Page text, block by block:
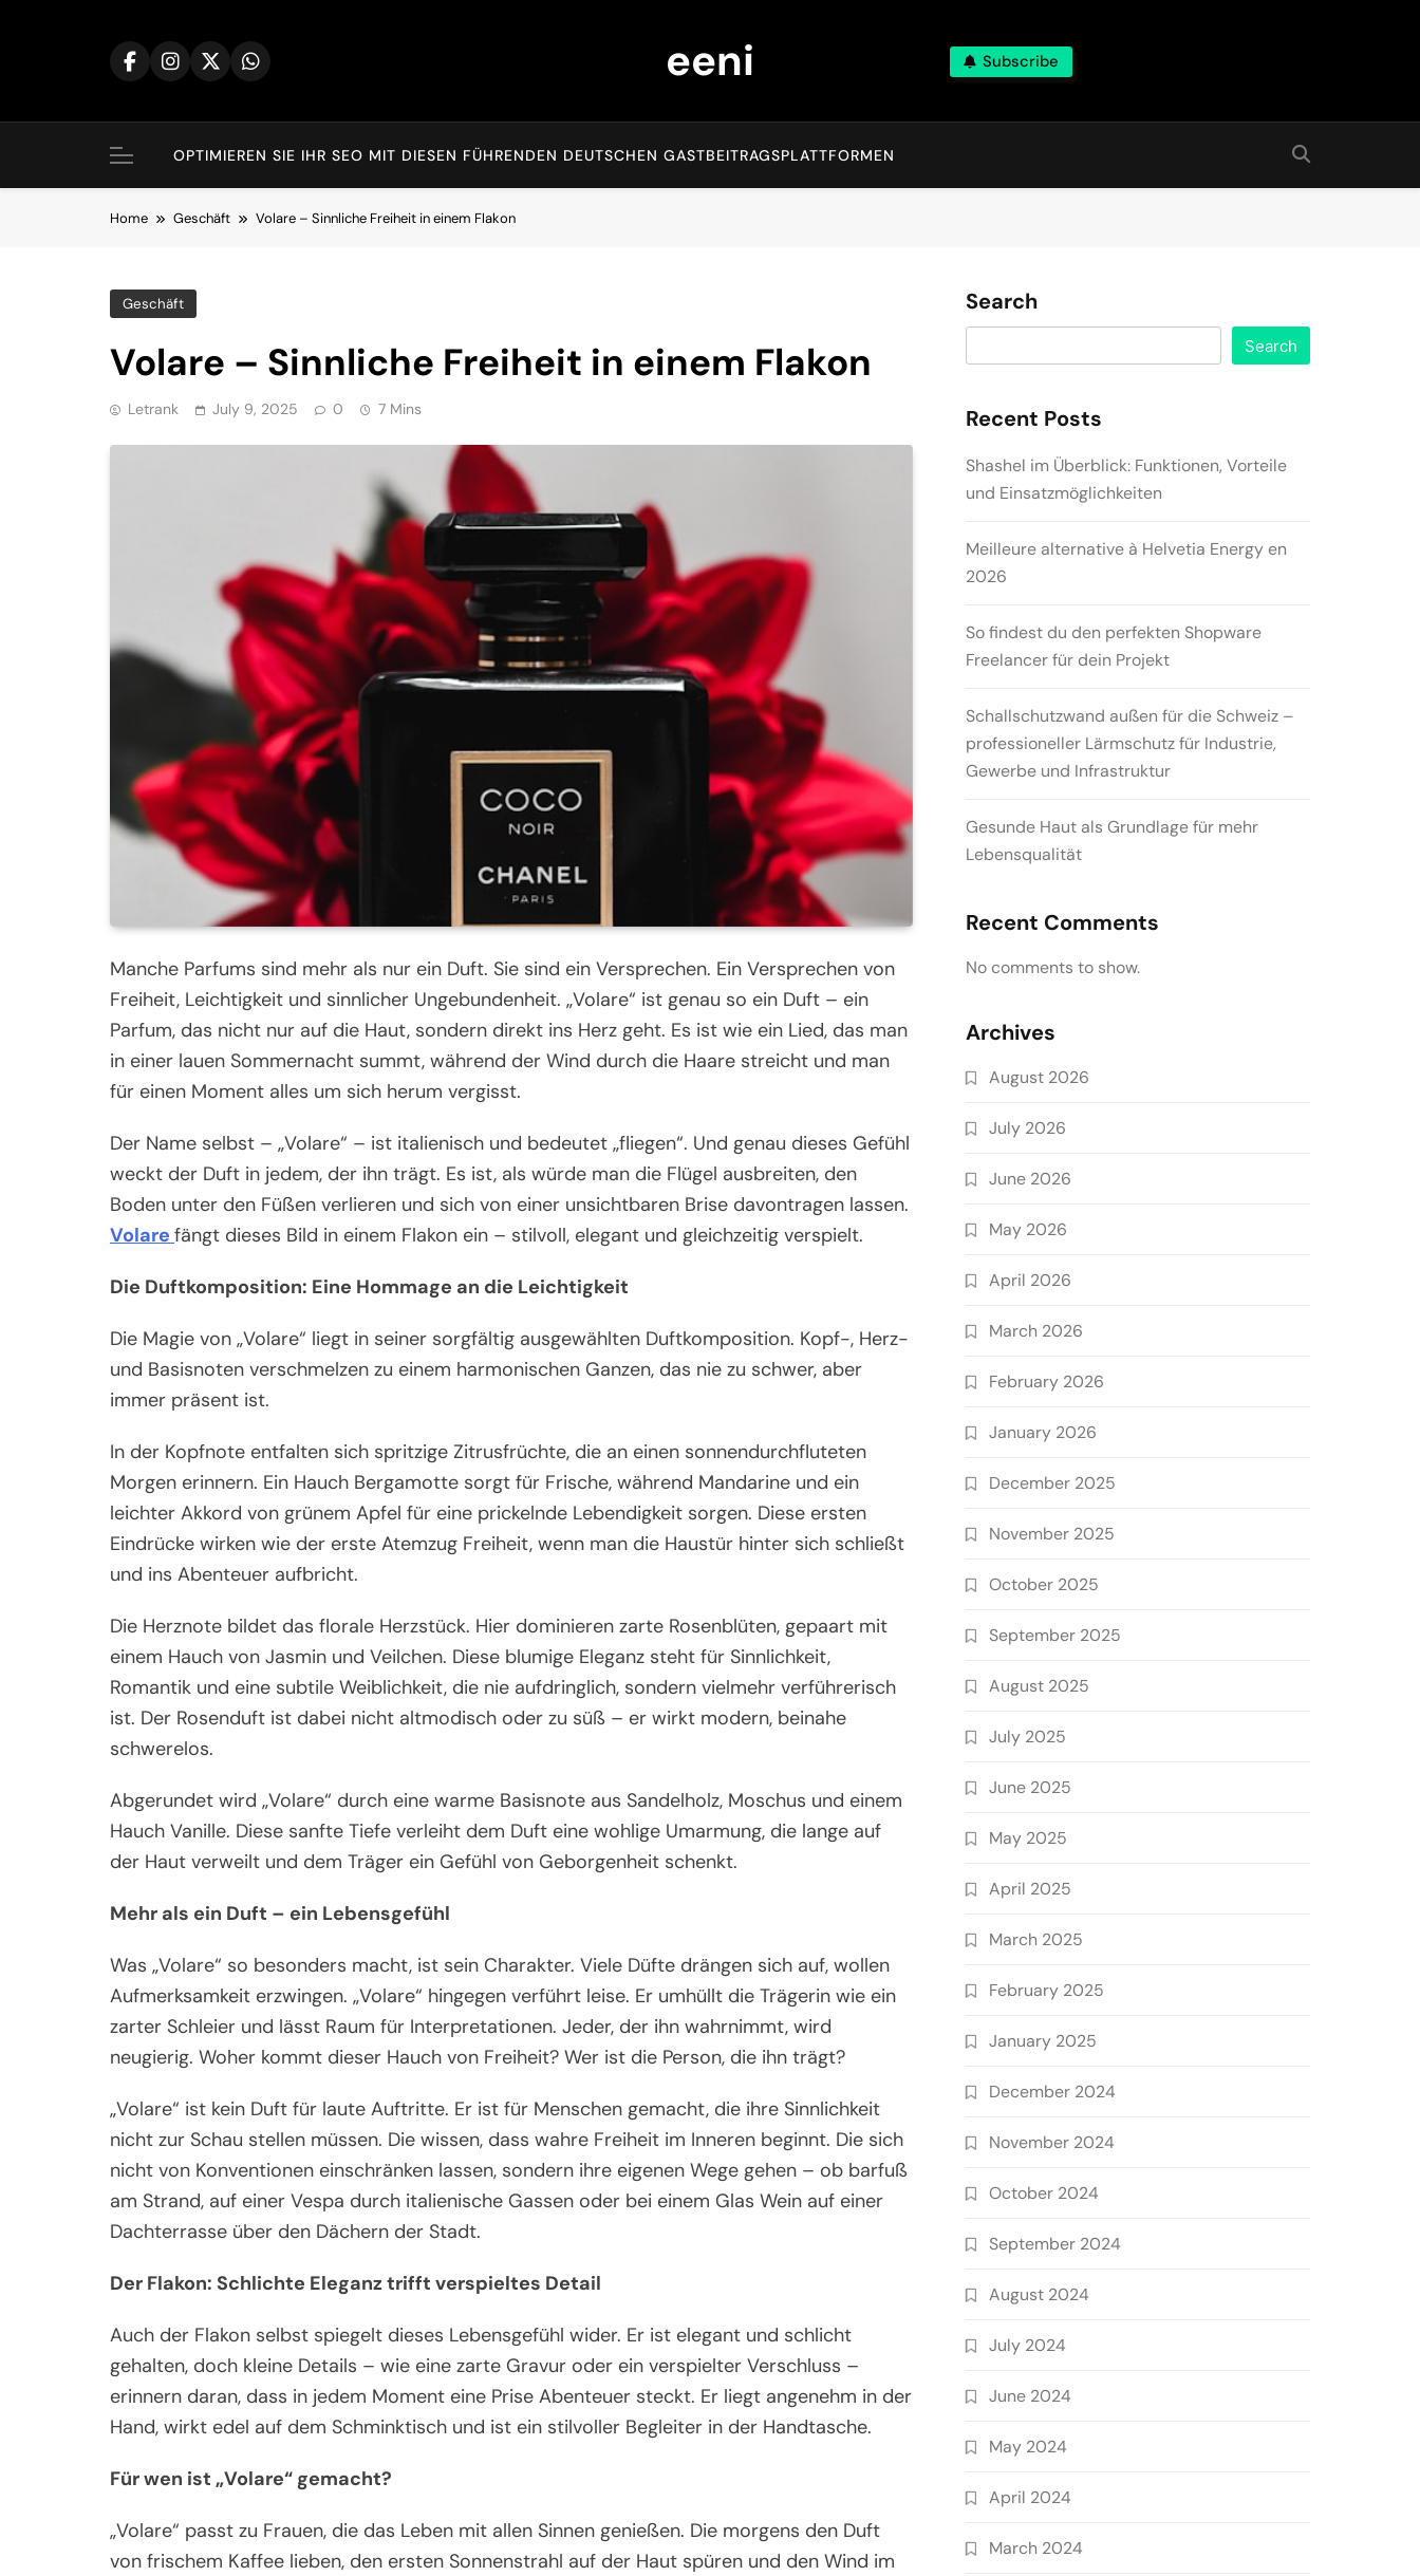
eeni Subscribe
OPTIMIEREN SIE IHR SEO MIT DIESEN FÜHRENDEN DEUTSCHEN GASTBEITRAGSPLATTFORMEN
Home Geschäft Volare – Sinnliche Freiheit in einem Flakon
Geschäft
Volare – Sinnliche Freiheit in einem Flakon
Letrank July 9, 2025 0 7 Mins
Manche Parfums sind mehr als nur ein Duft. Sie sind ein Versprechen. Ein Versprechen von
Freiheit, Leichtigkeit und sinnlicher Ungebundenheit. „Volare“ ist genau so ein Duft – ein
Parfum, das nicht nur auf die Haut, sondern direkt ins Herz geht. Es ist wie ein Lied, das man
in einer lauen Sommernacht summt, während der Wind durch die Haare streicht und man
für einen Moment alles um sich herum vergisst.
Der Name selbst – „Volare“ – ist italienisch und bedeutet „fliegen“. Und genau dieses Gefühl
weckt der Duft in jedem, der ihn trägt. Es ist, als würde man die Flügel ausbreiten, den
Boden unter den Füßen verlieren und sich von einer unsichtbaren Brise davontragen lassen.
Volare fängt dieses Bild in einem Flakon ein – stilvoll, elegant und gleichzeitig verspielt.
Die Duftkomposition: Eine Hommage an die Leichtigkeit
Die Magie von „Volare“ liegt in seiner sorgfältig ausgewählten Duftkomposition. Kopf-, Herz-
und Basisnoten verschmelzen zu einem harmonischen Ganzen, das nie zu schwer, aber
immer präsent ist.
In der Kopfnote entfalten sich spritzige Zitrusfrüchte, die an einen sonnendurchfluteten
Morgen erinnern. Ein Hauch Bergamotte sorgt für Frische, während Mandarine und ein
leichter Akkord von grünem Apfel für eine prickelnde Lebendigkeit sorgen. Diese ersten
Eindrücke wirken wie der erste Atemzug Freiheit, wenn man die Haustür hinter sich schließt
und ins Abenteuer aufbricht.
Die Herznote bildet das florale Herzstück. Hier dominieren zarte Rosenblüten, gepaart mit
einem Hauch von Jasmin und Veilchen. Diese blumige Eleganz steht für Sinnlichkeit,
Romantik und eine subtile Weiblichkeit, die nie aufdringlich, sondern vielmehr verführerisch
ist. Der Rosenduft ist dabei nicht altmodisch oder zu süß – er wirkt modern, beinahe
schwerelos.
Abgerundet wird „Volare“ durch eine warme Basisnote aus Sandelholz, Moschus und einem
Hauch Vanille. Diese sanfte Tiefe verleiht dem Duft eine wohlige Umarmung, die lange auf
der Haut verweilt und dem Träger ein Gefühl von Geborgenheit schenkt.
Mehr als ein Duft – ein Lebensgefühl
Was „Volare“ so besonders macht, ist sein Charakter. Viele Düfte drängen sich auf, wollen
Aufmerksamkeit erzwingen. „Volare“ hingegen verführt leise. Er umhüllt die Trägerin wie ein
zarter Schleier und lässt Raum für Interpretationen. Jeder, der ihn wahrnimmt, wird
neugierig. Woher kommt dieser Hauch von Freiheit? Wer ist die Person, die ihn trägt?
„Volare“ ist kein Duft für laute Auftritte. Er ist für Menschen gemacht, die ihre Sinnlichkeit
nicht zur Schau stellen müssen. Die wissen, dass wahre Freiheit im Inneren beginnt. Die sich
nicht von Konventionen einschränken lassen, sondern ihre eigenen Wege gehen – ob barfuß
am Strand, auf einer Vespa durch italienische Gassen oder bei einem Glas Wein auf einer
Dachterrasse über den Dächern der Stadt.
Der Flakon: Schlichte Eleganz trifft verspieltes Detail
Auch der Flakon selbst spiegelt dieses Lebensgefühl wider. Er ist elegant und schlicht
gehalten, doch kleine Details – wie eine zarte Gravur oder ein verspielter Verschluss –
erinnern daran, dass in jedem Moment eine Prise Abenteuer steckt. Er liegt angenehm in der
Hand, wirkt edel auf dem Schminktisch und ist ein stilvoller Begleiter in der Handtasche.
Für wen ist „Volare“ gemacht?
„Volare“ passt zu Frauen, die das Leben mit allen Sinnen genießen. Die morgens den Duft
von frischem Kaffee lieben, den ersten Sonnenstrahl auf der Haut spüren und den Wind im
Search
Search
Recent Posts
Shashel im Überblick: Funktionen, Vorteile
und Einsatzmöglichkeiten
Meilleure alternative à Helvetia Energy en
2026
So findest du den perfekten Shopware
Freelancer für dein Projekt
Schallschutzwand außen für die Schweiz –
professioneller Lärmschutz für Industrie,
Gewerbe und Infrastruktur
Gesunde Haut als Grundlage für mehr
Lebensqualität
Recent Comments
No comments to show.
Archives
August 2026
July 2026
June 2026
May 2026
April 2026
March 2026
February 2026
January 2026
December 2025
November 2025
October 2025
September 2025
August 2025
July 2025
June 2025
May 2025
April 2025
March 2025
February 2025
January 2025
December 2024
November 2024
October 2024
September 2024
August 2024
July 2024
June 2024
May 2024
April 2024
March 2024